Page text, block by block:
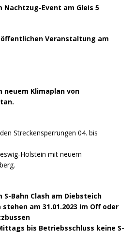
Nachtzug-Event am Gleis 5
Veranstaltung am
neuem Klimaplan von
Streckensperrungen 04. bis
Holstein mit neuem
S-Bahn Clash am Diebsteich
stehen am 31.01.2023 im Off oder
bis Betriebsschluss keine S-